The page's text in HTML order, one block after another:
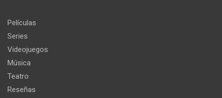
Películas
Series
Videojuegos
Música
Teatro
Reseñas